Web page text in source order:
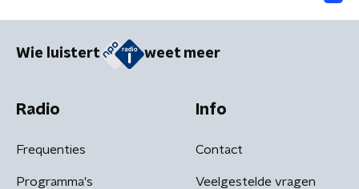
Wie luistert weet meer
Radio
Frequenties
Programma's
Info
Contact
Veelgestelde vragen